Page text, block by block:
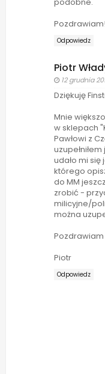
Pozdrawiam!
Odpowiedz
Piotr
12 grudnia
Dziękuję
Mnie
w sklepach
Pawłowi z
udało mi
którego
do MM
zrobić -
milicyjne/
można
Pozdrawiam
Piotr
Odpowiedz